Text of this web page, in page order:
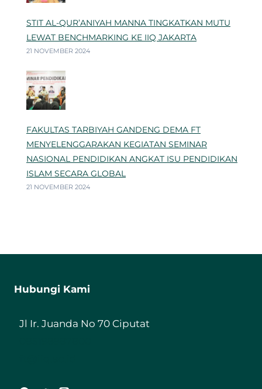
STIT AL-QUR’ANIYAH MANNA TINGKATKAN MUTU
LEWAT BENCHMARKING KE IIQ JAKARTA
21 NOVEMBER 2024
FAKULTAS TARBIYAH GANDENG DEMA FT
MENYELENGGARAKAN KEGIATAN SEMINAR
NASIONAL PENDIDIKAN ANGKAT ISU PENDIDIKAN
ISLAM SECARA GLOBAL
21 NOVEMBER 2024
Hubungi Kami
Jl Ir. Juanda No 70 Ciputat